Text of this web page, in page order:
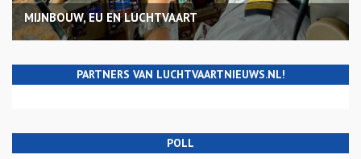
MIJNBOUW, EU EN LUCHTVAART
PARTNERS VAN LUCHTVAARTNIEUWS.NL!
POLL